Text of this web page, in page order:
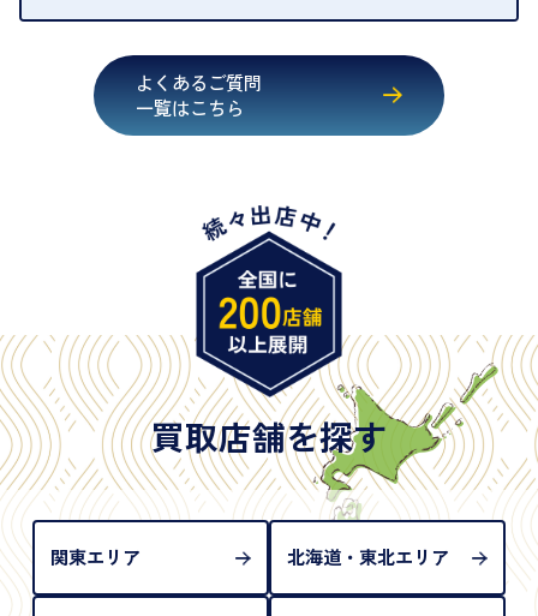
・健康保険証確認書
・マイナンバーカード
・在留カード
・旧パスポート
※原則として「公的機関が発行し、氏名、住所、生
年月日が記載されているもの
※日本国政府発行のもの
※2020年2月4日以降に申請された新型パスポートに
は「所持人記入欄（住所記載欄）」が存在しないた
め、単体では古物営業法上の本人確認書類として認
められない（住所確認ができないため）。補助書類
が必要となります
よくあるご質問
一覧はこちら
買取店舗を探す
関東エリア 北海道・東北エリア